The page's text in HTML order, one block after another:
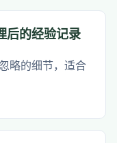
后的经验记录
略的细节，适合